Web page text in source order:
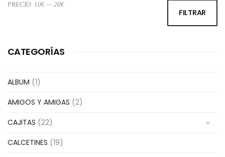
FILTRAR
PRECIO: 10€ — 20€
CATEGORÍAS
ALBUM (1)
AMIGOS Y AMIGAS (2)
CAJITAS (22)
CALCETINES (19)